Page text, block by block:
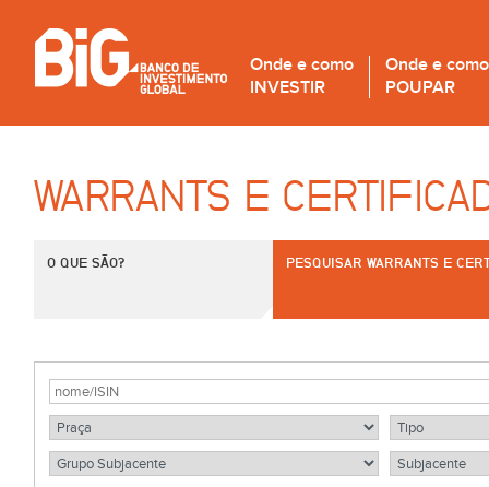
Onde e como
INVESTIR
Onde e como
POUPAR
WARRANTS E
O QUE SÃO? PESQUISAR WARRANTS E